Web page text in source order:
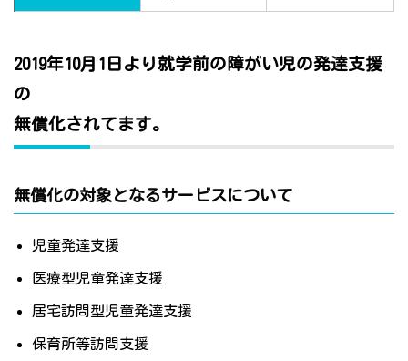
2019年10月1日より就学前の障がい児の発達支援
の
無償化されてます。
無償化の対象となるサービスについて
児童発達支援
医療型児童発達支援
居宅訪問型児童発達支援
保育所等訪問支援